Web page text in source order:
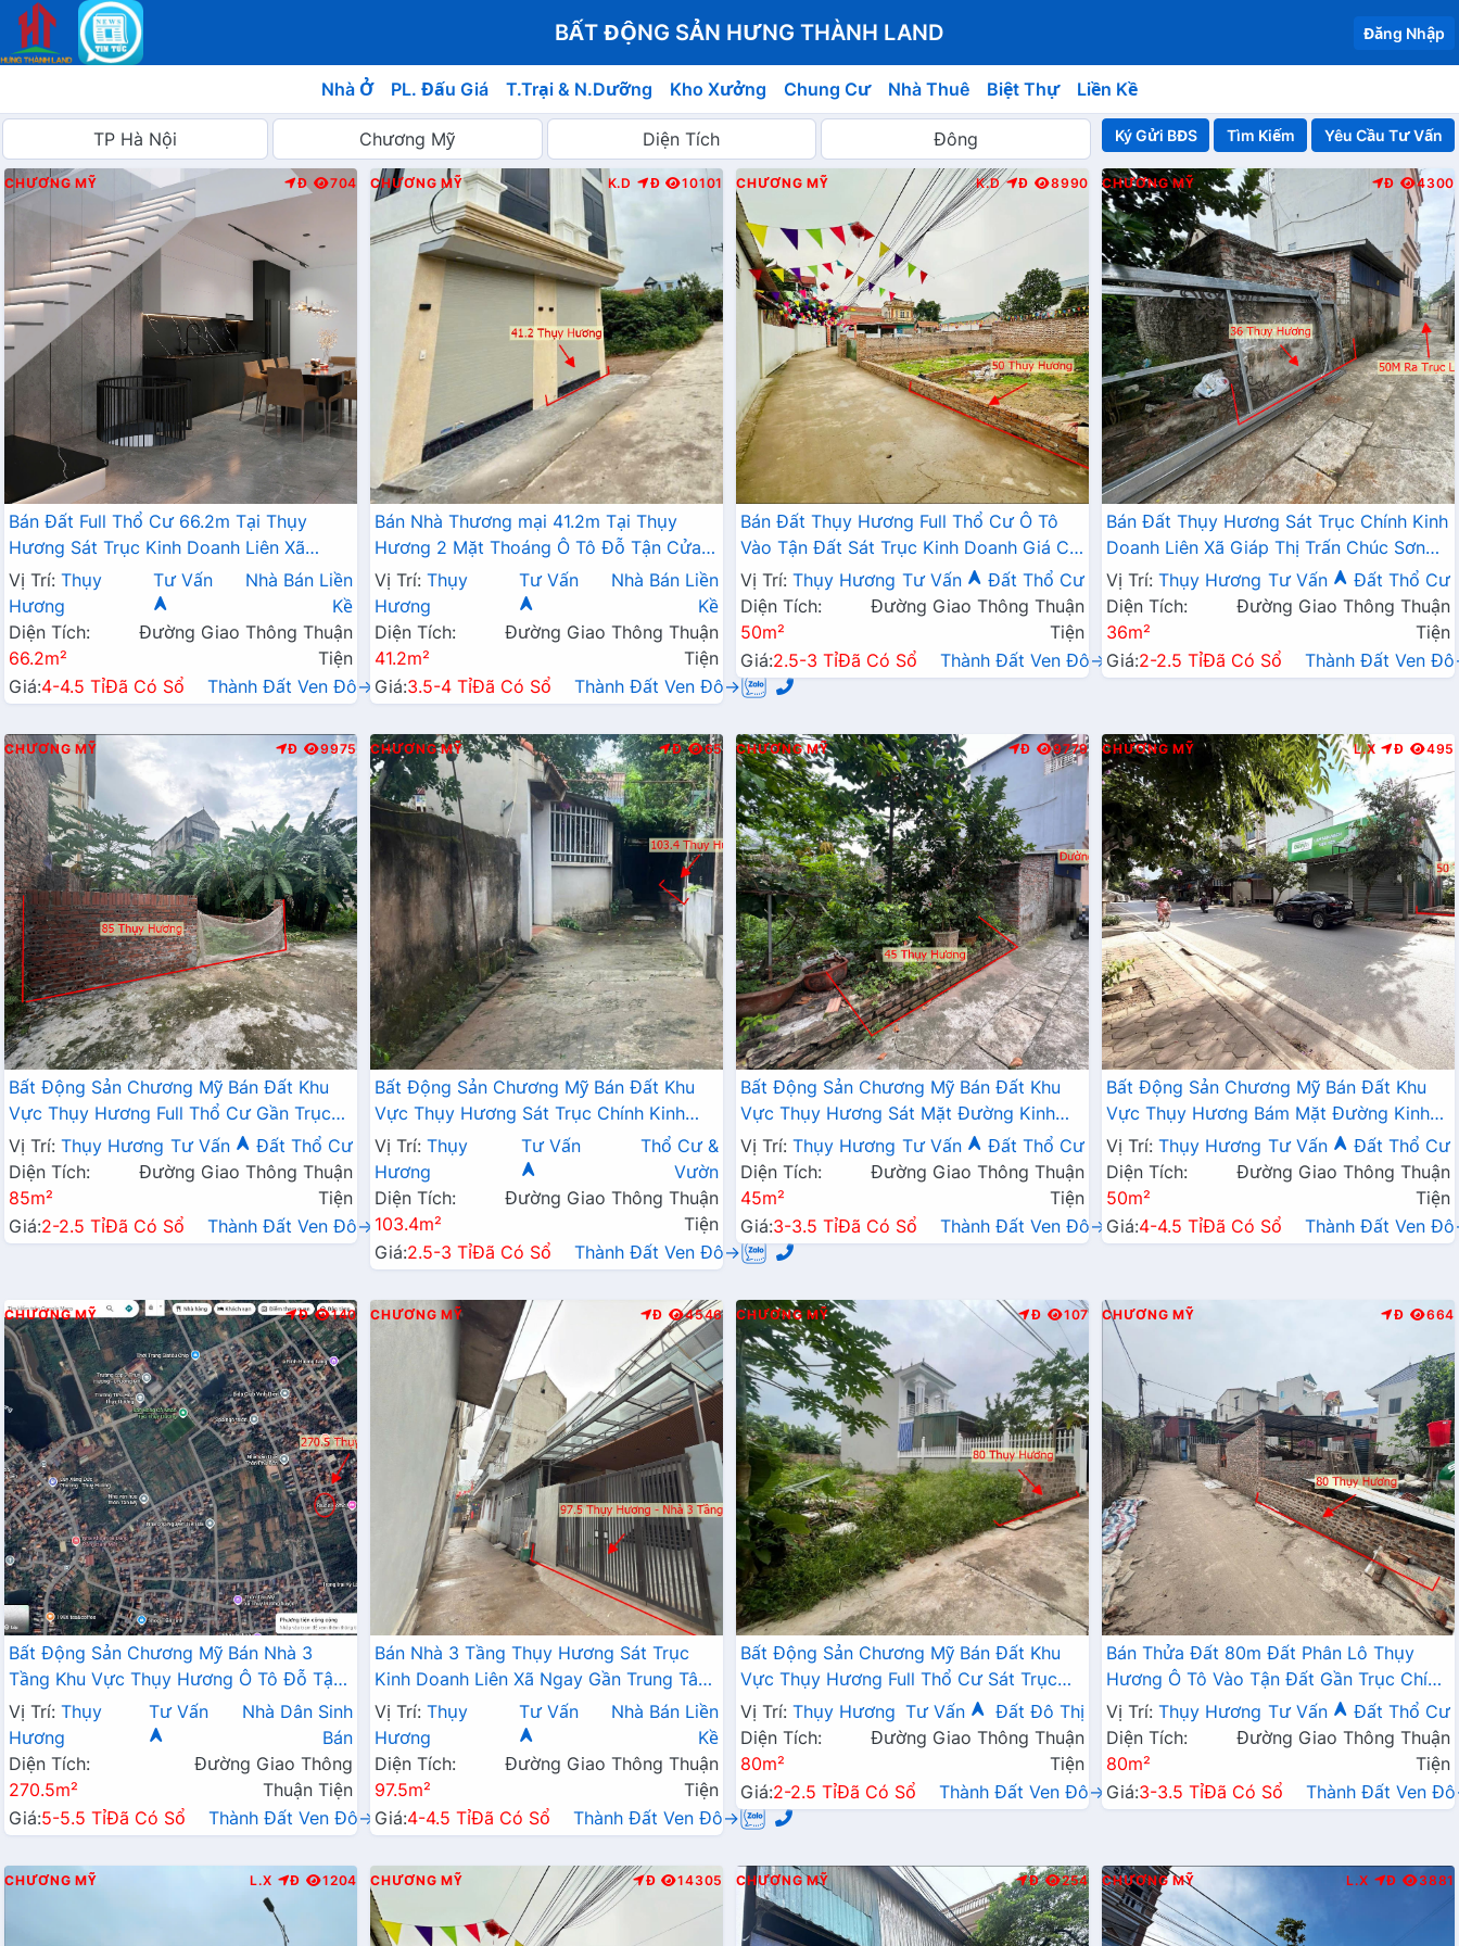
BẤT ĐỘNG SẢN HƯNG THÀNH LAND Đăng Nhập
Nhà Ở PL. Đấu Giá T.Trại & N.Dưỡng Kho Xưởng Chung Cư Nhà Thuê Biệt Thự Liền Kề
Ký Gửi BĐS Yêu Cầu Tư Vấn
CHƯƠNG MỸ Đ 704
Bán Đất Full Thổ Cư 66.2m Tại Thụy
Hương Sát Trục Kinh Doanh Liên Xã
Ngay Gần Đường TL419
Vị Trí: Thụy
Hương
Tư Vấn
Nhà Bán Liền
Kề
Diện Tích:
66.2m²
Đường Giao Thông Thuận
Tiện
Giá:4-4.5 TỉĐã Có Sổ Thành Đất Ven Đô→
CHƯƠNG MỸ K.D Đ 10101
Bán Nhà Thương mại 41.2m Tại Thụy
Hương 2 Mặt Thoáng Ô Tô Đỗ Tận Cửa
Giá Chỉ Vài Tỷ
Vị Trí: Thụy
Hương
Tư Vấn
Nhà Bán Liền
Kề
Diện Tích:
41.2m²
Đường Giao Thông Thuận
Tiện
Giá:3.5-4 TỉĐã Có Sổ Thành Đất Ven Đô→
CHƯƠNG MỸ K.D Đ 8990
Bán Đất Thụy Hương Full Thổ Cư Ô Tô
Vào Tận Đất Sát Trục Kinh Doanh Giá Chỉ
Hơn 2 Tỷ
Vị Trí: Thụy Hương Tư Vấn
Đất Thổ Cư
Diện Tích:
50m²
Đường Giao Thông Thuận
Tiện
Giá:2.5-3 TỉĐã Có Sổ Thành Đất Ven Đô→
CHƯƠNG MỸ Đ 4300
Bán Đất Thụy Hương Sát Trục Chính Kinh
Doanh Liên Xã Giáp Thị Trấn Chúc Sơn
Giá Chỉ Hơn Tỷ
Vị Trí: Thụy Hương Tư Vấn
Đất Thổ Cư
Diện Tích:
36m²
Đường Giao Thông Thuận
Tiện
Giá:2-2.5 TỉĐã Có Sổ Thành Đất Ven
CHƯƠNG MỸ Đ 9975
Bất Động Sản Chương Mỹ Bán Đất Khu
Vực Thụy Hương Full Thổ Cư Gần Trục
Chính Kinh Doanh, Trường Học Các Cấp
Vị Trí: Thụy Hương Tư Vấn
Đất Thổ Cư
Diện Tích:
85m²
Đường Giao Thông Thuận
Tiện
Giá:2-2.5 TỉĐã Có Sổ Thành Đất Ven Đô→
CHƯƠNG MỸ Đ 65
Bất Động Sản Chương Mỹ Bán Đất Khu
Vực Thụy Hương Sát Trục Chính Kinh
Doanh Ngay Gần Trường Học Các Cấp
Vị Trí: Thụy
Hương
Tư Vấn
Thổ Cư &
Vườn
Diện Tích:
103.4m²
Đường Giao Thông Thuận
Tiện
Giá:2.5-3 TỉĐã Có Sổ Thành Đất Ven Đô→
CHƯƠNG MỸ Đ 9779
Bất Động Sản Chương Mỹ Bán Đất Khu
Vực Thụy Hương Sát Mặt Đường Kinh
Doanh Liên Xã Cách Trường CMA Chỉ Vài
Trăm Mét
Vị Trí: Thụy Hương Tư Vấn
Đất Thổ Cư
Diện Tích:
45m²
Đường Giao Thông Thuận
Tiện
Giá:3-3.5 TỉĐã Có Sổ Thành Đất Ven Đô→
CHƯƠNG MỸ L.X Đ 495
Bất Động Sản Chương Mỹ Bán Đất Khu
Vực Thụy Hương Bám Mặt Đường Kinh
Doanh Liên Xã Đê Đáy Cách QL6A Chỉ
Vài Trăm Mét
Vị Trí: Thụy Hương Tư Vấn
Đất Thổ Cư
Diện Tích:
50m²
Đường Giao Thông Thuận
Tiện
Giá:4-4.5 TỉĐã Có Sổ Thành Đất Ven
CHƯƠNG MỸ Đ 140
Bất Động Sản Chương Mỹ Bán Nhà 3
Tầng Khu Vực Thụy Hương Ô Tô Đỗ Tận
Cửa Gần Trục Chính Kinh Doanh Liên Xã
Vị Trí: Thụy
Hương
Tư Vấn
Nhà Dân Sinh
Bán
Diện Tích:
270.5m²
Đường Giao Thông
Thuận Tiện
Giá:5-5.5 TỉĐã Có Sổ Thành Đất Ven Đô→
CHƯƠNG MỸ Đ 4546
Bán Nhà 3 Tầng Thụy Hương Sát Trục
Kinh Doanh Liên Xã Ngay Gần Trung Tâm
Hành Chính Xã
Vị Trí: Thụy
Hương
Tư Vấn
Nhà Bán Liền
Kề
Diện Tích:
97.5m²
Đường Giao Thông Thuận
Tiện
Giá:4-4.5 TỉĐã Có Sổ Thành Đất Ven Đô→
CHƯƠNG MỸ Đ 107
Bất Động Sản Chương Mỹ Bán Đất Khu
Vực Thụy Hương Full Thổ Cư Sát Trục
Chính Kinh Doanh Cách Trường Học, Chợ
Chỉ Vài Bước Chân
Vị Trí: Thụy Hương Tư Vấn
Đất Đô Thị
Diện Tích:
80m²
Đường Giao Thông Thuận
Tiện
Giá:2-2.5 TỉĐã Có Sổ Thành Đất Ven Đô→
CHƯƠNG MỸ Đ 664
Bán Thửa Đất 80m Đất Phân Lô Thụy
Hương Ô Tô Vào Tận Đất Gần Trục Chính
Kinh Doanh Liên Huyện
Vị Trí: Thụy Hương Tư Vấn
Đất Thổ Cư
Diện Tích:
80m²
Đường Giao Thông Thuận
Tiện
Giá:3-3.5 TỉĐã Có Sổ Thành Đất Ven
CHƯƠNG MỸ L.X Đ 1204 CHƯƠNG MỸ Đ 14305 CHƯƠNG MỸ Đ 254 CHƯƠNG MỸ L.X Đ 3881